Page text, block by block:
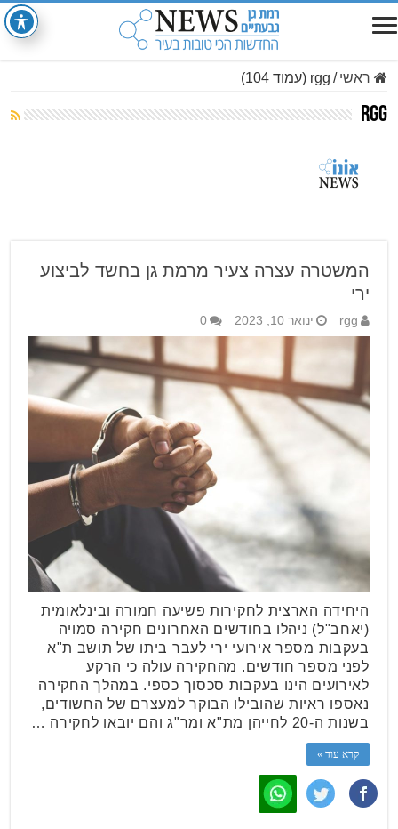
ראשי / rgg (עמוד 104)
rgg
המשטרה עצרה צעיר מרמת גן בחשד לביצוע
ירי
rgg ינואר 10, 2023 0
היחידה הארצית לחקירות פשיעה חמורה ובינלאומית
(יאחב"ל) ניהלו בחודשים האחרונים חקירה סמויה
בעקבות מספר אירועי ירי לעבר ביתו של תושב ת"א
לפני מספר חודשים. מהחקירה עולה כי הרקע
לאירועים הינו בעקבות סכסוך כספי. במהלך החקירה
נאספו ראיות שהובילו הבוקר למעצרם של החשודים,
בשנות ה-20 לחייהן מת"א ומר"ג והם יובאו לחקירה …
קרא עוד »